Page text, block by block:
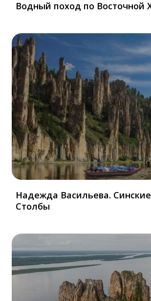
Водный поход по Восточной
Надежда Васильева.
Столбы